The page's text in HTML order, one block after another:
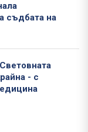
съдбата на
- с